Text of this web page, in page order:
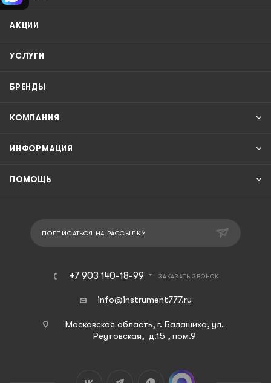
АКЦИИ
УСЛУГИ
БРЕНДЫ
КОМПАНИЯ
ИНФОРМАЦИЯ
ПОМОЩЬ
ПОДПИСАТЬСЯ НА РАССЫЛКУ
+7 903 140-18-99 ЗАКАЗАТЬ ЗВОНОК
info@instrument777.ru
Московская область, г. Балашиха, ул.
Реутовская, д.15 , пом.9